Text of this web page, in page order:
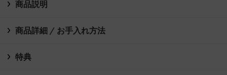
商品説明
商品詳細 / お手入れ方法
特典